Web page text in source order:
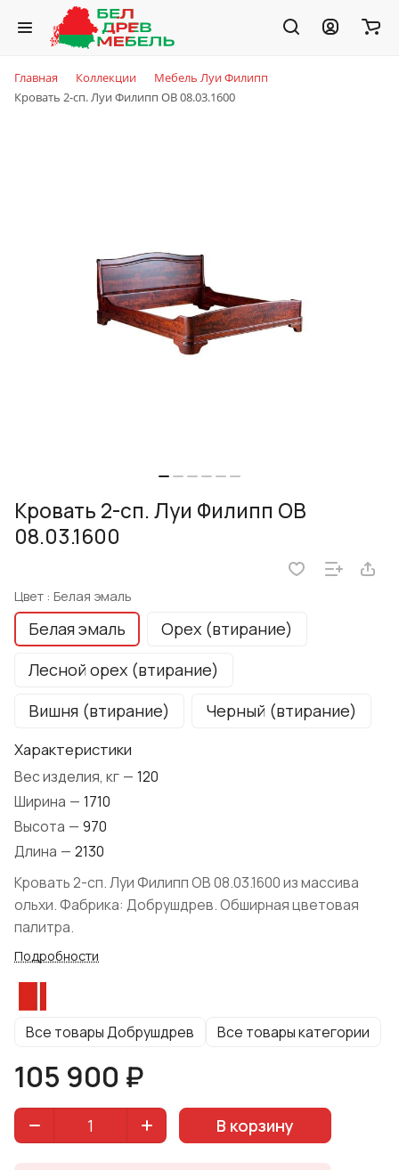
Главная Коллекции
Мебель Луи Филипп
Кровать 2-сп. Луи Филипп ОВ 08.03.1600
Кровать 2-сп. Луи Филипп ОВ
08.03.1600
Цвет : Белая эмаль
Белая эмаль
Орех (втирание)
Лесной орех (втирание)
Вишня (втирание)
Черный (втирание)
Характеристики
Вес изделия, кг — 120
Ширина — 1710
Высота — 970
Длина — 2130
Кровать 2-сп. Луи Филипп ОВ 08.03.1600 из массива
ольхи. Фабрика: Добрушдрев. Обширная цветовая
палитра.
Подробности
Все товары Добрушдрев Все товары категории
105 900 ₽
В корзину